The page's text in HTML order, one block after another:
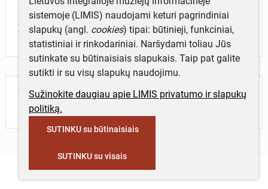
Spaudinys. Laikraštis „Klaipėda“ 1997 03 05. A.
Aksomaitytė. Straipsnis, skirtas Vytautui
Tetenskui. „Nuoširdus ačiū Klaipėdai“.
Turite daugiau informacijos apie objektą?
Parašykite mums!
sistemoje (LIMIS) naudojami keturi pagrindiniai
slapukų (angl. cookies) tipai: būtinieji, funkciniai,
statistiniai ir rinkodariniai. Naršydami toliau Jūs
sutinkate su būtinaisiais slapukais. Taip pat galite
sutikti ir su visų slapukų naudojimu.
Sužinokite daugiau apie LIMIS privatumo ir slapukų
politiką.
SUTINKU su būtinaisiais
SUTINKU su visais